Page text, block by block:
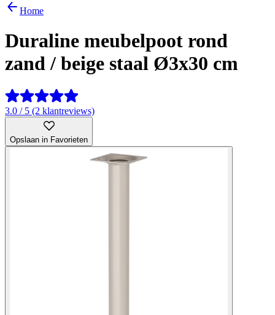
Home
Duraline meubelpoot rond
zand / beige staal Ø3x30 cm
3.0 / 5 (2 klantreviews)
Opslaan in Favorieten